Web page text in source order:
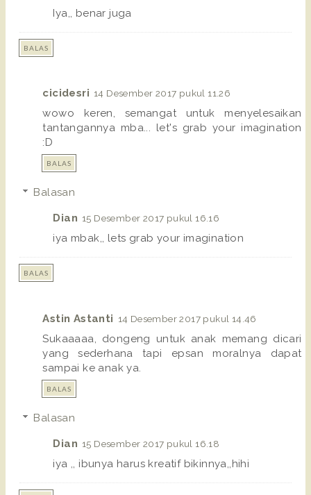
Iya,, benar juga
BALAS
cicidesri 14 Desember 2017 pukul 11.26
wowo keren, semangat untuk menyelesaikan
tantangannya mba... let's grab your imagination
:D
BALAS
Balasan
Dian 15 Desember 2017 pukul 16.16
iya mbak,, lets grab your imagination
BALAS
Astin Astanti 14 Desember 2017 pukul 14.46
Sukaaaaa, dongeng untuk anak memang dicari
yang sederhana tapi epsan moralnya dapat
sampai ke anak ya.
BALAS
Balasan
Dian 15 Desember 2017 pukul 16.18
iya ,, ibunya harus kreatif bikinnya,,hihi